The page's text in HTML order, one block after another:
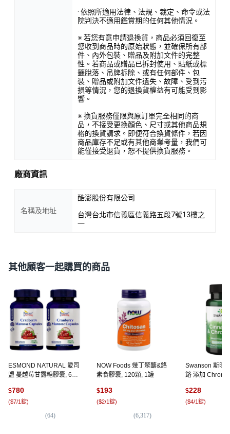
· 依照所適用法律、法規、裁定、命令或法
院判決不適用鑑賞期的任何其他情況。
※ 若您有意申請退換貨，商品必須回復至
您收到商品時的原始狀態，並確保所有部
件、內外包裝、贈品及附加文件的完整
性。若商品或贈品已拆封使用、貼紙或標
籤脫落、吊牌拆除、或有任何部件、包
裝、贈品或附加文件遺失、故障、受到污
損等情況，您的退換貨權益有可能受到影
響。
※ 換貨服務僅限與原訂單完全相同的商
品，不接受更換顏色、尺寸或其他商品規
格的換貨請求。即便符合換貨條件，若因
商品庫存不足或有其他商業考量，我們可
能僅接受退貨，恕不提供換貨服務。
廠商資訊
名稱及地址
酷澎股份有限公司
台灣台北市信義區信義路五段7號13樓之
一
其他顧客一起購買的商品
ESMOND NATURAL 愛司
盟 蔓越莓甘露糖膠囊, 60
$780
($7/1錠)
(64)
NOW Foods 幾丁聚醣&鉻
素食膠囊, 120顆, 1罐
$193
($2/1錠)
(6,317)
Swanson 斯旺
鉻 添加
$228
($4/1錠)